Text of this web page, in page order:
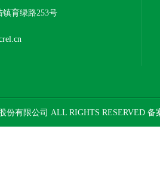
育绿路253号
份有限公司 ALL RIGHTS RESERVED 备